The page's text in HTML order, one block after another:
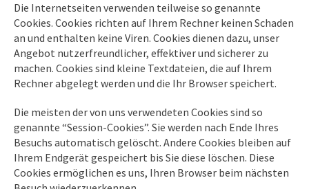
Die Internetseiten verwenden teilweise so genannte
Cookies. Cookies richten auf Ihrem Rechner keinen Schaden
an und enthalten keine Viren. Cookies dienen dazu, unser
Angebot nutzerfreundlicher, effektiver und sicherer zu
machen. Cookies sind kleine Textdateien, die auf Ihrem
Rechner abgelegt werden und die Ihr Browser speichert.
Die meisten der von uns verwendeten Cookies sind so
genannte “Session-Cookies”. Sie werden nach Ende Ihres
Besuchs automatisch gelöscht. Andere Cookies bleiben auf
Ihrem Endgerät gespeichert bis Sie diese löschen. Diese
Cookies ermöglichen es uns, Ihren Browser beim nächsten